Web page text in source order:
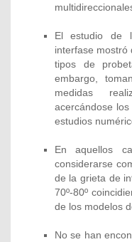
El estudio de
interfase mostró
tipos de
embargo,
medidas
acercándose
estudios
En aquellos
considerarse
de la grieta de
70º-80º
de los modelos
No se han